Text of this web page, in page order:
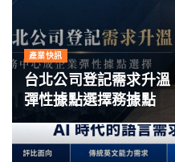
產業快訊
台北公司登記需求升
彈性據點選擇務據點